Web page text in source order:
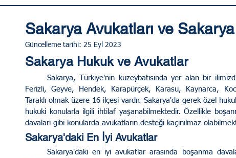
Dilekçe Örnekleri Sıkça Sorulan Sorular
Sakarya Hukuki Kurumlar Rehberi Genel/ UYAP
Ticaret Hukuku İcra Hukuku
Sakarya Avukatları ve
Güncelleme tarihi: 25 Eyl 2023
Sakarya Hukuk ve Avukatlar
Ferizli, Geyve, Hendek, Karapürçek, Karasu, Kaynarca,
Taraklı olmak üzere 16 ilçesi vardır. Sakarya'da gerek özel
hukuki konularla ilgili ihtilaf yaşanabilmektedir. Özellikle
davaları gibi konularda avukatların desteği kaçınılmaz
Sakarya'daki En İyi Avukatlar
	Sakarya'daki en iyi avukatlar arasında boşanma davalarında uzmanlaşmış avukatlar da yer almaktadır.